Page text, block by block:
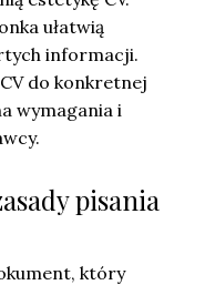
ułatwią
informacji.
do konkretnej
wymagania i
pisania
który